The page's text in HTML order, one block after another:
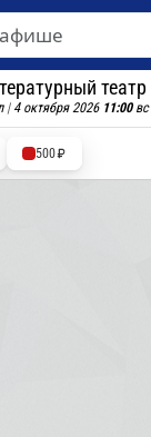
театр
| 4 октября 2026 11:00вс
500